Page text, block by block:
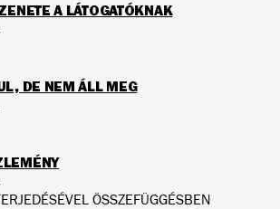
A LÁTOGATÓKNAK
DE NEM ÁLL MEG
ÖSSZEFÜGGÉSBEN